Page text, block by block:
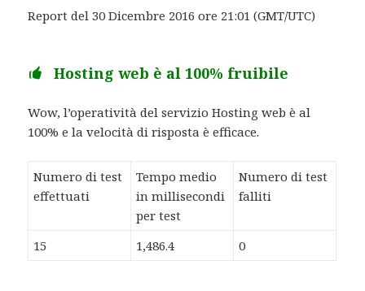
Report del 30 Dicembre 2016 ore 21:01 (GMT/UTC)
Hosting web è al 100% fruibile
Wow, l’operatività del servizio Hosting web è al
100% e la velocità di risposta è efficace.
Numero di test
effettuati
Tempo medio
in millisecondi
per test
Numero di test
falliti
15 1,486.4 0